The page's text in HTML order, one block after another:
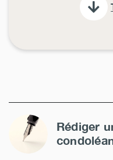
Rédiger